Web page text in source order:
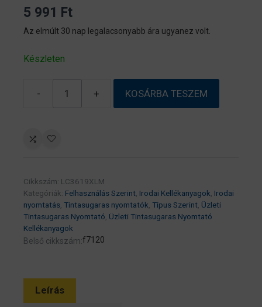
5 991 Ft
Az elmúlt 30 nap legalacsonyabb ára ugyanez volt.
Készleten
-
Brother
1500oldal
mennyiség
+ KOSÁRBA TESZEM
Cikkszám: LC3619XLM
Kategóriák: Felhasználás Szerint Irodai Kellékanyagok Irodai
nyomtatás Tintasugaras nyomtatók Típus Szerint Üzleti
Tintasugaras Nyomtató Üzleti Tintasugaras Nyomtató
Kellékanyagok
Belső cikkszám:f7120
Leírás